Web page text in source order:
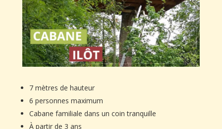
7 mètres de hauteur
6 personnes maximum
Cabane familiale dans un coin tranquille
À partir de 3 ans